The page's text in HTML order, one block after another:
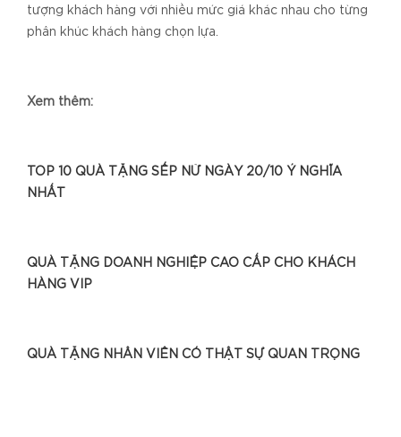
tượng khách hàng với nhiều mức giá khác nhau cho từng
phân khúc khách hàng chọn lựa.
Xem thêm:
TOP 10 QUÀ TẶNG SẾP NỮ NGÀY 20/10 Ý NGHĨA
NHẤT
QUÀ TẶNG DOANH NGHIỆP CAO CẤP CHO KHÁCH
HÀNG VIP
QUÀ TẶNG NHÂN VIÊN CÓ THẬT SỰ QUAN TRỌNG